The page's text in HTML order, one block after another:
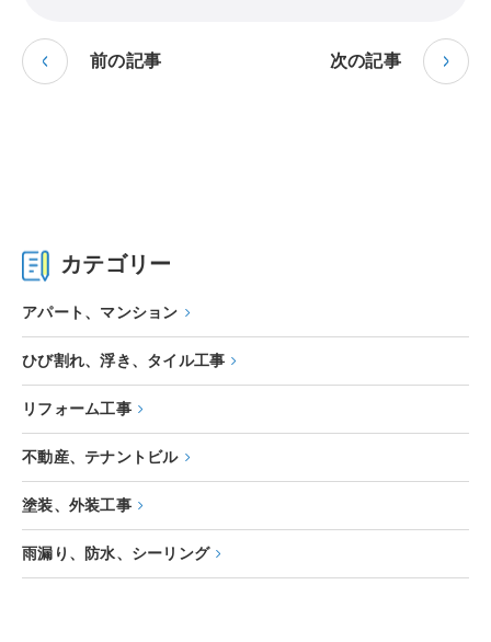
カテゴリー
アパート、マンション
ひび割れ、浮き、タイル工事
リフォーム工事
不動産、テナントビル
塗装、外装工事
雨漏り、防水、シーリング
前の記事 次の記事